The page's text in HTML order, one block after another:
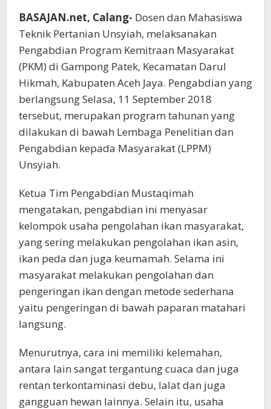
BASAJAN.net, Calang- Dosen dan Mahasiswa
Teknik Pertanian Unsyiah, melaksanakan
Pengabdian Program Kemitraan Masyarakat
(PKM) di Gampong Patek, Kecamatan Darul
Hikmah, Kabupaten Aceh Jaya. Pengabdian yang
berlangsung Selasa, 11 September 2018
tersebut, merupakan program tahunan yang
dilakukan di bawah Lembaga Penelitian dan
Pengabdian kepada Masyarakat (LPPM)
Unsyiah.
Ketua Tim Pengabdian Mustaqimah
mengatakan, pengabdian ini menyasar
kelompok usaha pengolahan ikan masyarakat,
yang sering melakukan pengolahan ikan asin,
ikan peda dan juga keumamah. Selama ini
masyarakat melakukan pengolahan dan
pengeringan ikan dengan metode sederhana
yaitu pengeringan di bawah paparan matahari
langsung.
Menurutnya, cara ini memiliki kelemahan,
antara lain sangat tergantung cuaca dan juga
rentan terkontaminasi debu, lalat dan juga
gangguan hewan lainnya. Selain itu, usaha